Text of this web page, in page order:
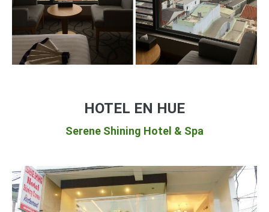
HOTEL EN HUE
Serene Shining Hotel & Spa